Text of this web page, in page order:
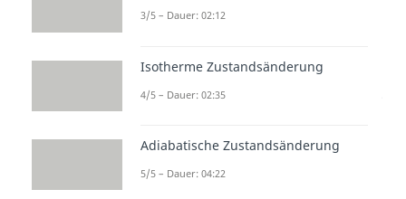
wodurch sich das
Systemsinkt. Auch hier liegt
wieder kein Wärmeaustausch vor.
und dieTemperatur sinkt.
3/5 – Dauer: 02:12
Isotherme Zustandsänderung
4/5 – Dauer: 02:35
Adiabatische Zustandsänderung
5/5 – Dauer: 04:22